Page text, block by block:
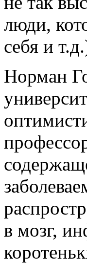
люди,
себя и
Норман
в мозг,